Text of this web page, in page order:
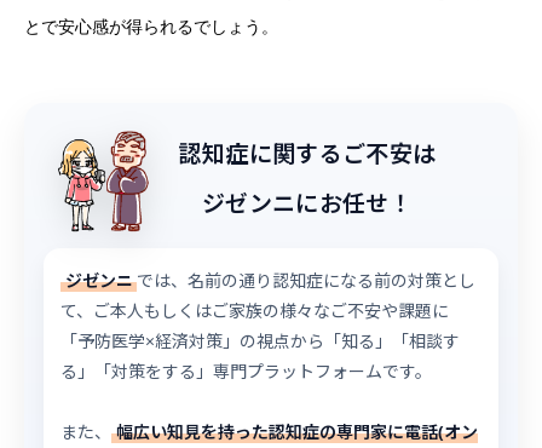
とで安心感が得られるでしょう。
認知症に関するご不安は
ジゼンニにお任せ！
ジゼンニ では、名前の通り認知症になる前の対策とし
て、ご本人もしくはご家族の様々なご不安や課題に
「予防医学×経済対策」の視点から「知る」「相談す
る」「対策をする」専門プラットフォームです。
また、
幅広い知見を持った認知症の専門家に電話(オン